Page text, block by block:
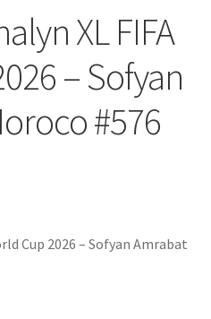
XL FIFA
– Sofyan
#576
Cup 2026 – Sofyan Amrabat